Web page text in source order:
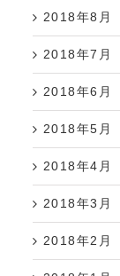
2018年8月
2018年7月
2018年6月
2018年5月
2018年4月
2018年3月
2018年2月